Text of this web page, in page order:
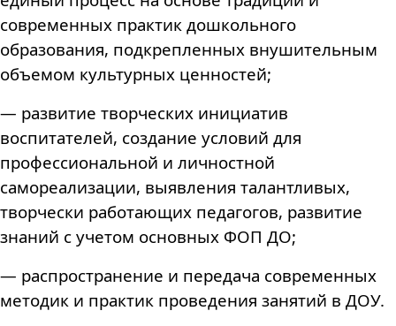
современных практик дошкольного
образования, подкрепленных внушительным
объемом культурных ценностей;
— развитие творческих инициатив
воспитателей, создание условий для
профессиональной и личностной
самореализации, выявления талантливых,
творчески работающих педагогов, развитие
знаний с учетом основных ФОП ДО;
— распространение и передача современных
методик и практик проведения занятий в ДОУ.